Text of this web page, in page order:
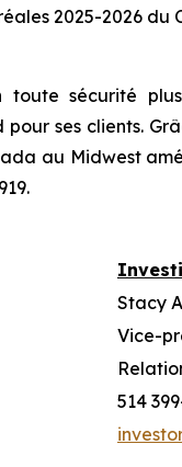
2025-2026 du
toute sécurité
ses clients.
au Midwest
Stacy
Vice-
514